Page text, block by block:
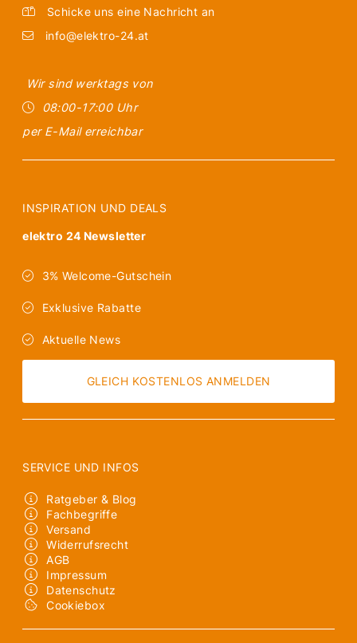
Schicke uns eine Nachricht an
info@elektro-24.at
Wir sind werktags von
08:00-17:00 Uhr
per E-Mail erreichbar
INSPIRATION UND DEALS
elektro 24 Newsletter
3% Welcome-Gutschein
Exklusive Rabatte
Aktuelle News
GLEICH KOSTENLOS ANMELDEN
SERVICE UND INFOS
Ratgeber & Blog
Fachbegriffe
Versand
Widerrufsrecht
AGB
Impressum
Datenschutz
Cookiebox